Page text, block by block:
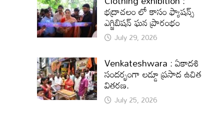
భద్రాచలం లో కాసం ఫ్యాషన్స్
ఎగ్జిబిషన్ ఘన ప్రారంభం
July 29, 2026
Venkateshwara : ఏకాదశి
సందర్భంగా లడ్డూ ప్రసాద ఉచిత
వితరణ.
July 25, 2026